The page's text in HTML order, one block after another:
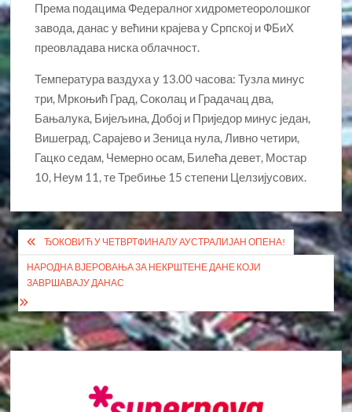
Према подацима Федералног хидрометеоролошког
завода, данас у већини крајева у Српској и ФБиХ
преовладава ниска облачност.
Температура ваздуха у 13.00 часова: Тузла минус
три, Мркоњић Град, Соколац и Градачац два,
Бањалука, Бијељина, Добој и Приједор минус један,
Вишеград, Сарајево и Зеница нула, Ливно четири,
Гацко седам, Чемерно осам, Билећа девет, Мостар
10, Неум 11, те Требиње 15 степени Целзијусових.
Кретање
чланка
ЂОКОВИЋ У ЧЕТВРТФИНАЛУ АУСТРАЛИЈАН ОПЕНА!
НАРОДНА ВЈЕРОВАЊА ЗА НЕКРШТЕНЕ ДАНЕ КОЈИ
ЗАВРШАВАЈУ ДАНАС